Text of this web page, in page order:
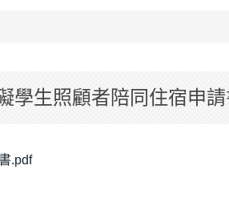
學生照顧者陪同住宿申
.pdf